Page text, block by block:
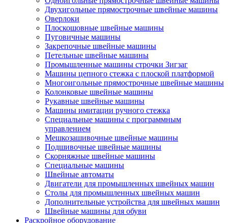
Двухигольные прямострочные швейные машины
Оверлоки
Плоскошовные швейные машины
Пуговичные машины
Закрепочные швейные машины
Петельные швейные машины
Промышленные машины строчки Зигзаг
Машины цепного стежка с плоской платформой
Многоигольные прямострочные швейные машины
Колонковые швейные машины
Рукавные швейные машины
Машины имитации ручного стежка
Специальные машины с программным
управлением
Мешкозашивочные швейные машины
Подшивочные швейные машины
Скорняжные швейные машины
Специальные машины
Швейные автоматы
Двигатели для промышленных швейных машин
Столы для промышленных швейных машин
Дополнительные устройства для швейных машин
Швейные машины для обуви
Раскройное оборудование